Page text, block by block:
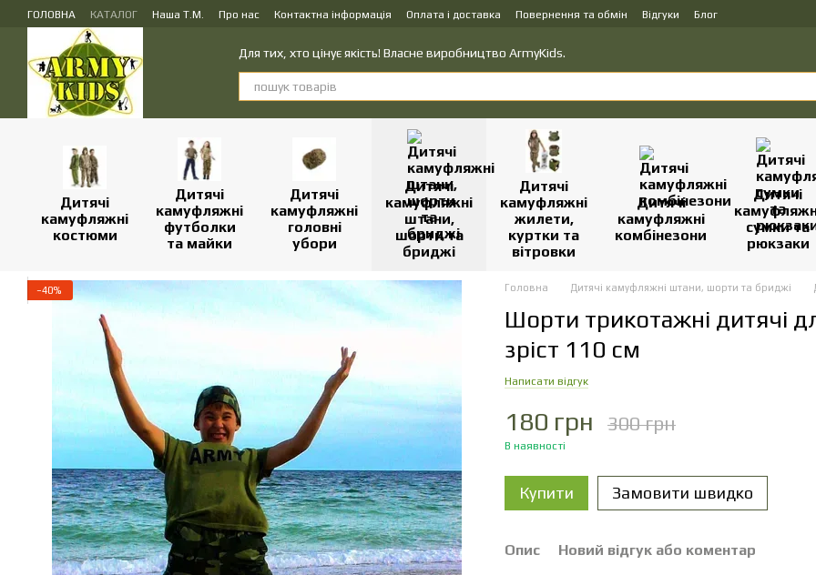
Перейти до основного контенту
ГОЛОВНА КАТАЛОГ Наша Т.М. Про нас Контактна інформація Оплата і доставка Повернення та обмін Відгуки
Блог
ПУБЛІЧНИЙ ДОГОВІР (ОФЕРТА) на замовлення, купівлю-продаж і доставку товарів
Для тих, хто цінує якість! Власне виробництво ArmyKids.
Дитячі
камуфляжні
костюми
Дитячі
камуфляжні
футболки
та майки
Дитячі
камуфляжні
головні
убори
Дитячі
камуфляжні
штани,
шорти та
бриджі
Дитячі
камуфляжні
жилети,
куртки та
вітровки
Дитячі
камуфляжні
комбінезони
Дитячі
сумки та
рюкзаки
−40% Головна Дитячі камуфляжні штани, шорти та бриджі
Шорти трикотажні дитячі
зріст 110 см
Написати відгук
180 грн 300 грн
В наявності
Купити Замовити швидко
Опис Новий відгук або коментар